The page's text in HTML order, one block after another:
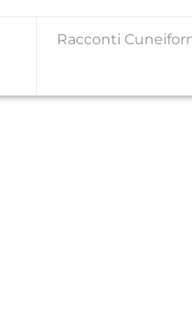
Racconti